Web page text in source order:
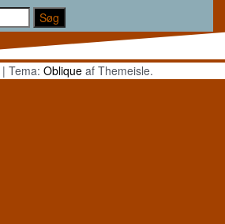
| Tema: Oblique af Themeisle.